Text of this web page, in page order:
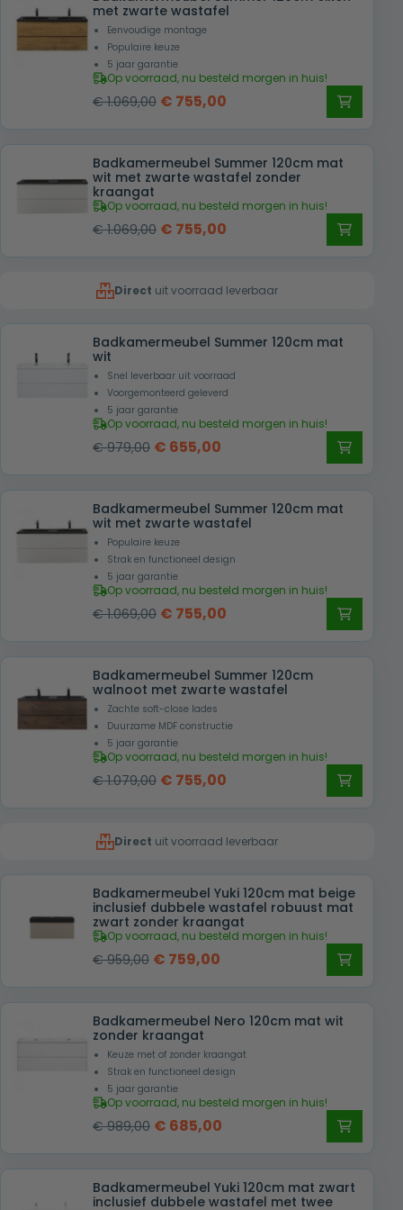
met zwarte wastafel
Eenvoudige montage
Populaire keuze
5 jaar garantie
Op voorraad, nu besteld morgen in huis!
€1.069,00 Oorspronkelijke
was:
€ 1.069,00.
€ 755,00
is:
€ 755,00.
Badkamermeubel Summer 120cm mat
wit met zwarte wastafel zonder
kraangat
Op voorraad, nu besteld morgen in huis!
€1.069,00 Oorspronkelijke
€ 1.069,00.
€ 755,00
€ 755,00.
Direct uit voorraad leverbaar
Badkamermeubel Summer 120cm mat
wit
Snel leverbaar uit voorraad
Voorgemonteerd geleverd
5 jaar garantie
Op voorraad, nu besteld morgen in huis!
€979,00 Oorspronkelijke
was:
€ 979,00.
€ 655,00
is:
€ 655,00.
Badkamermeubel Summer 120cm mat
wit met zwarte wastafel
Populaire keuze
Strak en functioneel design
5 jaar garantie
Op voorraad, nu besteld morgen in huis!
€1.069,00 Oorspronkelijke
was:
€ 1.069,00.
€ 755,00
is:
€ 755,00.
Badkamermeubel Summer 120cm
walnoot met zwarte wastafel
Zachte soft-close lades
Duurzame MDF constructie
5 jaar garantie
Op voorraad, nu besteld morgen in huis!
€1.079,00 Oorspronkelijke
€ 1.079,00.
€ 755,00
€ 755,00.
Direct uit voorraad leverbaar
Badkamermeubel Yuki 120cm mat beige
inclusief dubbele wastafel robuust mat
zwart zonder kraangat
Op voorraad, nu besteld morgen in huis!
€959,00 Oorspronkelijke
was:
€ 959,00.
€ 759,00
is:
€ 759,00.
Badkamermeubel Nero 120cm mat wit
zonder kraangat
Keuze met of zonder kraangat
Strak en functioneel design
5 jaar garantie
Op voorraad, nu besteld morgen in huis!
€989,00 Oorspronkelijke
was:
€ 989,00.
€ 685,00
is:
€ 685,00.
Badkamermeubel Yuki 120cm mat zwart
inclusief dubbele wastafel met twee